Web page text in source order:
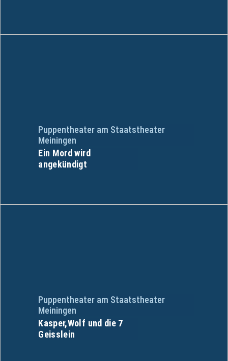
Puppentheater am Staatstheater
Meiningen
Ein Mord wird
angekündigt
Puppentheater am Staatstheater
Meiningen
Kasper,Wolf und die 7
Geisslein